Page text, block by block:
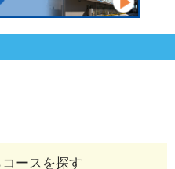
ースを探す